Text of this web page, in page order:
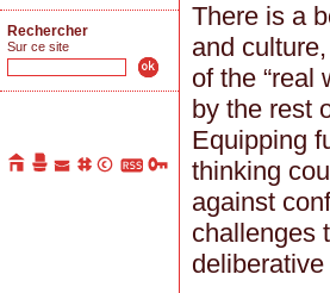
Rechercher
Sur ce site
There is a
and
of the “real
by the rest
Equipping
thinking
against
challenges